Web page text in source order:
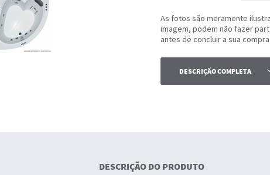
As fotos são meramente
imagem, podem não fazer
antes de concluir a sua compra.
DESCRIÇÃO COMPLETA
DESCRIÇÃO DO PRODUTO